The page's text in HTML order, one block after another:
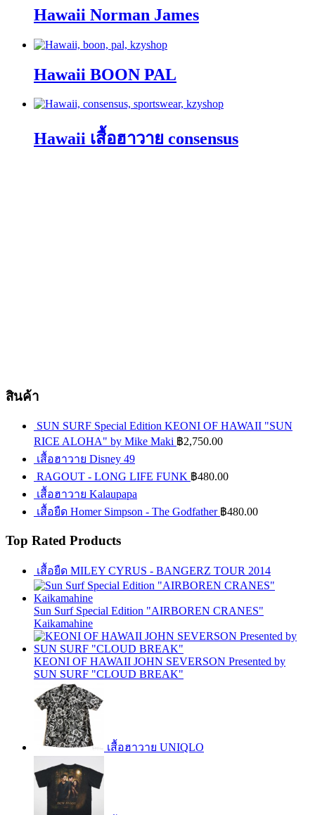
Hawaii Norman James
Hawaii BOON PAL
Hawaii เสื้อฮาวาย consensus
สินค้า
SUN SURF Special Edition KEONI OF HAWAII "SUN
RICE ALOHA" by Mike Maki ฿2,750.00
เสื้อฮาวาย Disney 49
RAGOUT - LONG LIFE FUNK ฿480.00
เสื้อฮาวาย Kalaupapa
เสื้อยืด Homer Simpson - The Godfather ฿480.00
Top Rated Products
เสื้อยืด MILEY CYRUS - BANGERZ TOUR 2014
Sun Surf Special Edition "AIRBOREN CRANES"
Kaikamahine
KEONI OF HAWAII JOHN SEVERSON Presented by
SUN SURF "CLOUD BREAK"
เสื้อฮาวาย UNIQLO